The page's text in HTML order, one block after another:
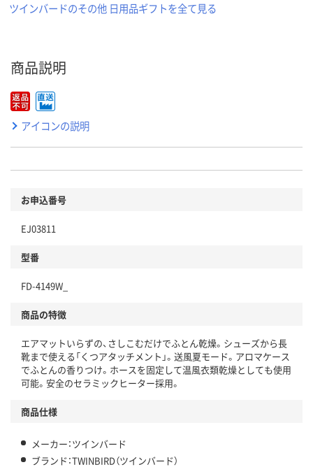
ツインバードのその他 日用品ギフトを全て見る
商品説明
アイコンの説明
お申込番号
EJ03811
型番
FD-4149W_
商品の特徴
エアマットいらずの、さしこむだけでふとん乾燥。シューズから長
靴まで使える「くつアタッチメント」。送風夏モード。アロマケース
でふとんの香りつけ。ホースを固定して温風衣類乾燥としても使用
可能。安全のセラミックヒーター採用。
商品仕様
メーカー：ツインバード
ブランド：TWINBIRD（ツインバード）